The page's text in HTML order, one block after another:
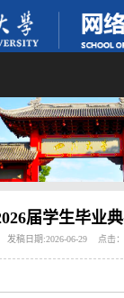
届学生毕业
发稿日期:2026-06-29 点击